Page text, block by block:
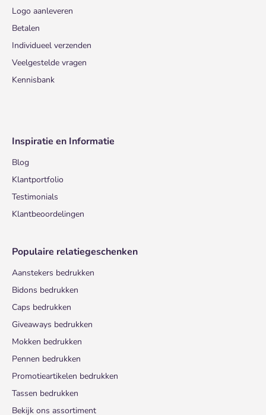
Logo aanleveren
Betalen
Individueel verzenden
Veelgestelde vragen
Kennisbank
Inspiratie en Informatie
Blog
Klantportfolio
Testimonials
Klantbeoordelingen
Populaire relatiegeschenken
Aanstekers bedrukken
Bidons bedrukken
Caps bedrukken
Giveaways bedrukken
Mokken bedrukken
Pennen bedrukken
Promotieartikelen bedrukken
Tassen bedrukken
Bekijk ons assortiment